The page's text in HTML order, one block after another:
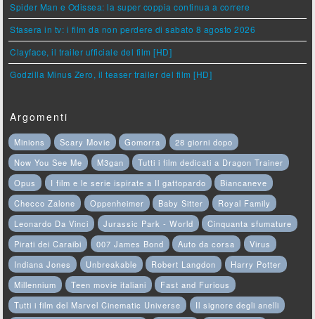
Spider Man e Odissea: la super coppia continua a correre
Stasera in tv: i film da non perdere di sabato 8 agosto 2026
Clayface, il trailer ufficiale del film [HD]
Godzilla Minus Zero, il teaser trailer del film [HD]
Argomenti
Minions Scary Movie Gomorra
28 giorni dopo
Now You See Me
M3gan
Tutti i film dedicati a Dragon Trainer
Opus
I film e le serie ispirate a Il gattopardo
Biancaneve
Checco Zalone
Oppenheimer Baby Sitter
Royal Family
Leonardo Da Vinci
Jurassic Park - World
Cinquanta sfumature
Pirati dei Caraibi
007 James Bond Auto da corsa
Virus
Indiana Jones
Unbreakable Robert Langdon
Harry Potter
Millennium
Teen movie italiani
Fast and Furious
Tutti i film del Marvel Cinematic Universe
Il signore degli anelli